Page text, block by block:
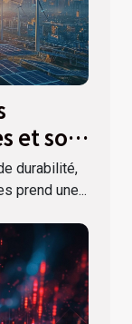
et son
durabilité,
prend une...